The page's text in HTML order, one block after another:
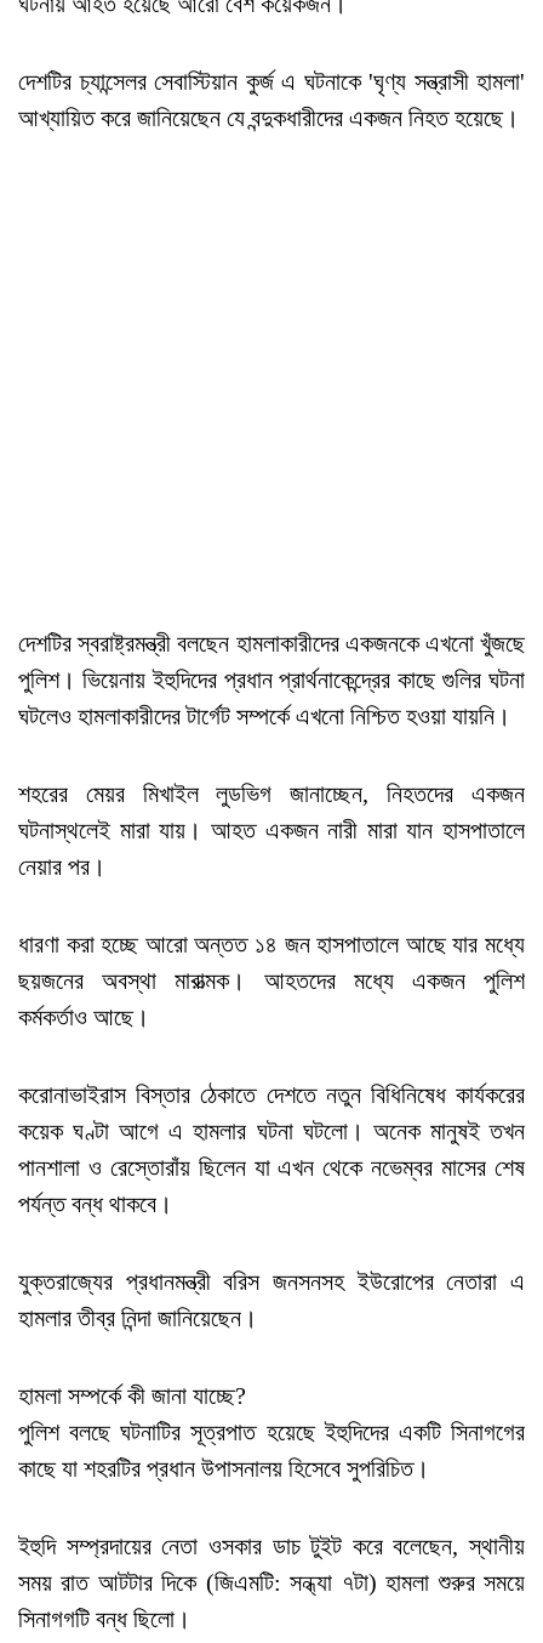
দেশটির চ্যান্সেলর সেবাস্টিয়ান কুর্জ এ ঘটনাকে 'ঘৃণ্য সন্ত্রাসী হামলা'
আখ্যায়িত করে জানিয়েছেন যে বন্দুকধারীদের একজন নিহত হয়েছে।
দেশটির স্বরাষ্ট্রমন্ত্রী বলছেন হামলাকারীদের একজনকে এখনো খুঁজছে
পুলিশ। ভিয়েনায় ইহুদিদের প্রধান প্রার্থনাকেন্দ্রের কাছে গুলির ঘটনা
ঘটলেও হামলাকারীদের টার্গেট সম্পর্কে এখনো নিশ্চিত হওয়া যায়নি।
শহরের মেয়র মিখাইল লুডভিগ জানাচ্ছেন, নিহতদের একজন
ঘটনাস্থলেই মারা যায়। আহত একজন নারী মারা যান হাসপাতালে
নেয়ার পর।
ধারণা করা হচ্ছে আরো অন্তত ১৪ জন হাসপাতালে আছে যার মধ্যে
ছয়জনের অবস্থা মারাত্মক। আহতদের মধ্যে একজন পুলিশ
কর্মকর্তাও আছে।
করোনাভাইরাস বিস্তার ঠেকাতে দেশতে নতুন বিধিনিষেধ কার্যকরের
কয়েক ঘণ্টা আগে এ হামলার ঘটনা ঘটলো। অনেক মানুষই তখন
পানশালা ও রেস্তোরাঁয় ছিলেন যা এখন থেকে নভেম্বর মাসের শেষ
পর্যন্ত বন্ধ থাকবে।
যুক্তরাজ্যের প্রধানমন্ত্রী বরিস জনসনসহ ইউরোপের নেতারা এ
হামলার তীব্র নিন্দা জানিয়েছেন।
হামলা সম্পর্কে কী জানা যাচ্ছে?
পুলিশ বলছে ঘটনাটির সূত্রপাত হয়েছে ইহুদিদের একটি সিনাগগের
কাছে যা শহরটির প্রধান উপাসনালয় হিসেবে সুপরিচিত।
ইহুদি সম্প্রদায়ের নেতা ওসকার ডাচ টুইট করে বলেছেন, স্থানীয়
সময় রাত আটটার দিকে (জিএমটি: সন্ধ্যা ৭টা) হামলা শুরুর সময়ে
সিনাগগটি বন্ধ ছিলো।